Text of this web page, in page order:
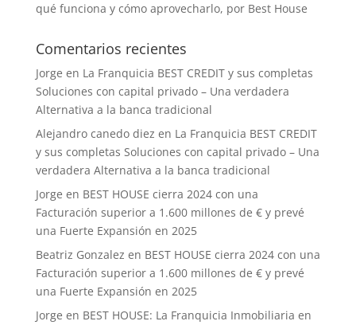
qué funciona y cómo aprovecharlo, por Best House
Comentarios recientes
Jorge en La Franquicia BEST CREDIT y sus completas
Soluciones con capital privado – Una verdadera
Alternativa a la banca tradicional
Alejandro canedo diez en La Franquicia BEST CREDIT
y sus completas Soluciones con capital privado – Una
verdadera Alternativa a la banca tradicional
Jorge en BEST HOUSE cierra 2024 con una
Facturación superior a 1.600 millones de € y prevé
una Fuerte Expansión en 2025
Beatriz Gonzalez en BEST HOUSE cierra 2024 con una
Facturación superior a 1.600 millones de € y prevé
una Fuerte Expansión en 2025
Jorge en BEST HOUSE: La Franquicia Inmobiliaria en